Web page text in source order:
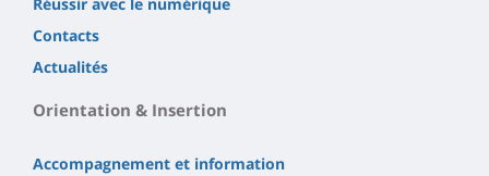
Contacts
Actualités
Orientation & Insertion
Accompagnement et information